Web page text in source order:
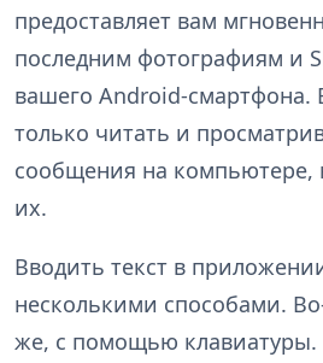
предоставляет вам
последним фотографиям и
вашего Android-
только читать и
сообщения на компьютере,
их.
Вводить текст в
несколькими способами.
же, с помощью клавиатуры.